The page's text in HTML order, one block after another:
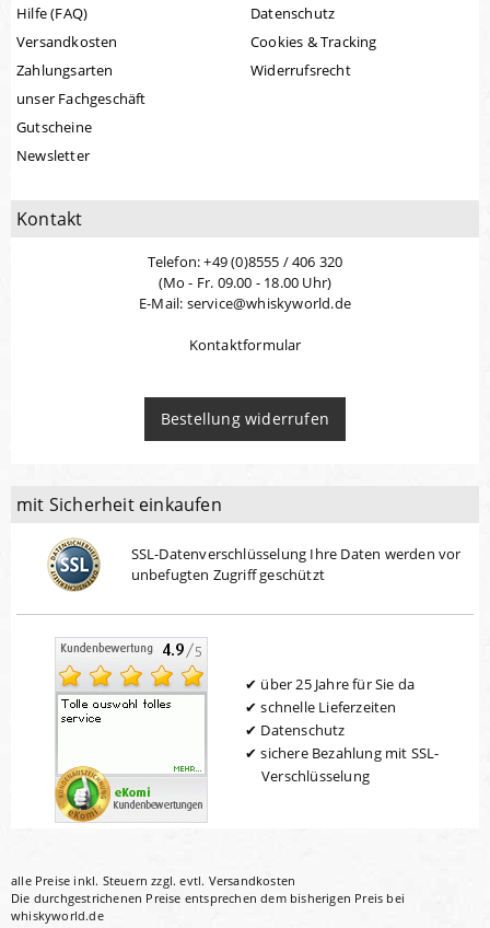
Hilfe (FAQ)
Versandkosten
Zahlungsarten
unser Fachgeschäft
Gutscheine
Newsletter
Datenschutz
Cookies & Tracking
Widerrufsrecht
Kontakt
Telefon: +49 (0)8555 / 406 320
(Mo - Fr. 09.00 - 18.00 Uhr)
E-Mail: service@whiskyworld.de
Kontaktformular
Bestellung widerrufen
mit Sicherheit einkaufen
SSL-Datenverschlüsselung Ihre Daten werden vor
unbefugten Zugriff geschützt
über 25 Jahre für Sie da
schnelle Lieferzeiten
Datenschutz
sichere Bezahlung mit SSL-
Verschlüsselung
alle Preise inkl. Steuern zzgl. evtl. Versandkosten
Die durchgestrichenen Preise entsprechen dem bisherigen Preis bei
whiskyworld.de